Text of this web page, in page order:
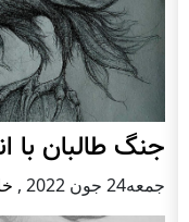
جنگ طالبان با
جمعه24 جون 2022 ,